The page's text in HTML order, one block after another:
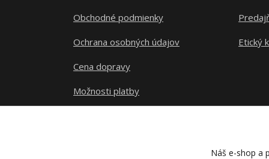
Obchodné podmienky
Ochrana osobných údajov
Cena dopravy
Možnosti platby
Etický
Náš e-shop a